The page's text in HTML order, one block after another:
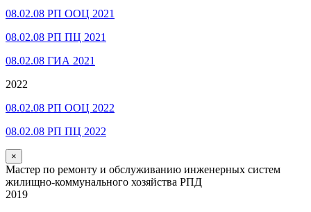
08.02.08 РП ООЦ 2021
08.02.08 РП ПЦ 2021
08.02.08 ГИА 2021
2022
08.02.08 РП ООЦ 2022
08.02.08 РП ПЦ 2022
×
Мастер по ремонту и обслуживанию инженерных систем
жилищно-коммунального хозяйства РПД
2019